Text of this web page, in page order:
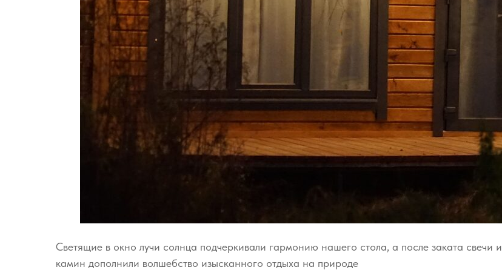
Светящие в окно лучи солнца подчеркивали гармонию нашего стола, а после заката свечи и
камин дополнили волшебство изысканного отдыха на природе